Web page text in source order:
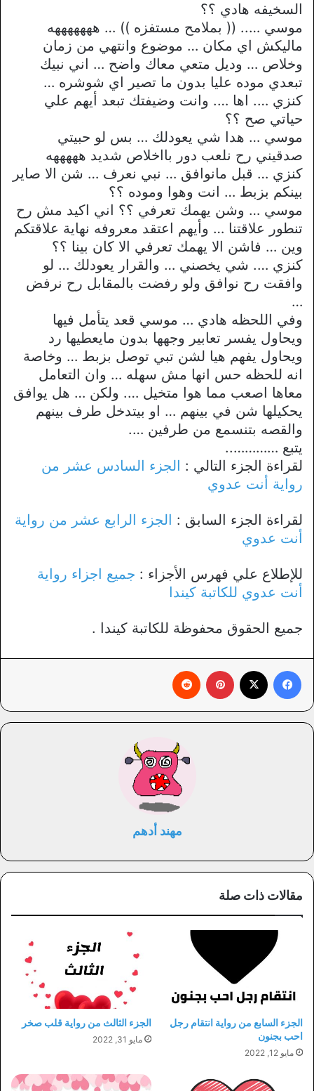
السخيفه هادي ؟؟
موسي ….. (( بملامح مستفزه )) … هههههههه
ماليكش اي مكان … موضوع وانتهي من زمان
وخلاص … وديل متعي معاك واضح … اني نبيك
تبعدي موده عليا بدون ما تصير اي شوشره …
كنزي …. اها …. وانت وضيفتك تبعد أيهم علي
حياتي صح ؟؟
موسي … هدا شي يعودلك … بس لو حبيتي
صدقيني رح نلعب دور بااخلاص شديد هههههه
كنزي … قبل مانوافق … نبي نعرف … شن الا صاير
بينكم بزبط … انت وهوا وموده ؟؟
موسي … وشن يهمك تعرفي ؟؟ اني اكيد مش رح
تنطور علاقتنا … وأيهم اعتقد معروفه نهاية علاقتكم
وين … فاشن الا يهمك تعرفي الا كان بينا ؟؟
كنزي …. شي يخصني … والقرار يعودلك … لو
وافقت رح نوافق ولو رفضت بالمقابل رح نرفض
…
وفي اللحظه هادي … موسي قعد يتأمل فيها
ويحاول يفسر تعابير وجهها بدون مايعطيها رد
ويحاول يفهم هيا لشن تبي توصل بزبط … وخاصة
انه للحظه حس انها مش سهله … وان التعامل
معاها اصعب مما هوا متخيل …. ولكن … هل يوافق
يحكيلها شن في بينهم … او بيتدخل طرف بينهم
والقصه بتنسمع من طرفين ….
يتبع …………..
لقراءة الجزء التالي : الجزء السادس عشر من
رواية أنت عدوي
لقراءة الجزء السابق : الجزء الرابع عشر من رواية
أنت عدوي
للإطلاع علي فهرس الأجزاء : جميع اجزاء رواية
أنت عدوي للكاتبة كيندا
جميع الحقوق محفوظة للكاتبة كيندا .
مهند أدهم
مقالات ذات صلة
الجزء السابع من رواية انتقام رجل
احب بجنون
مايو 12, 2022
الجزء الثالث من رواية قلب صخر
مايو 31, 2022